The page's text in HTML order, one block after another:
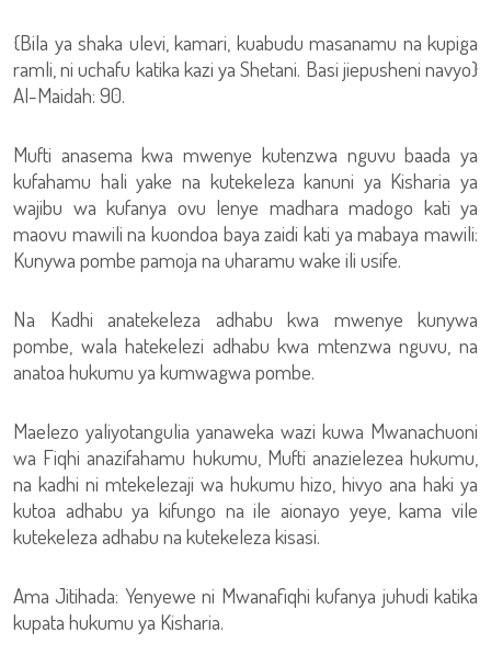
{Bila ya shaka ulevi, kamari, kuabudu masanamu na kupiga
ramli, ni uchafu katika kazi ya Shetani. Basi jiepusheni navyo}
Al-Maidah: 90.
Mufti anasema kwa mwenye kutenzwa nguvu baada ya
kufahamu hali yake na kutekeleza kanuni ya Kisharia ya
wajibu wa kufanya ovu lenye madhara madogo kati ya
maovu mawili na kuondoa baya zaidi kati ya mabaya mawili:
Kunywa pombe pamoja na uharamu wake ili usife.
Na Kadhi anatekeleza adhabu kwa mwenye kunywa
pombe, wala hatekelezi adhabu kwa mtenzwa nguvu, na
anatoa hukumu ya kumwagwa pombe.
Maelezo yaliyotangulia yanaweka wazi kuwa Mwanachuoni
wa Fiqhi anazifahamu hukumu, Mufti anazielezea hukumu,
na kadhi ni mtekelezaji wa hukumu hizo, hivyo ana haki ya
kutoa adhabu ya kifungo na ile aionayo yeye, kama vile
kutekeleza adhabu na kutekeleza kisasi.
Ama Jitihada: Yenyewe ni Mwanafiqhi kufanya juhudi katika
kupata hukumu ya Kisharia.